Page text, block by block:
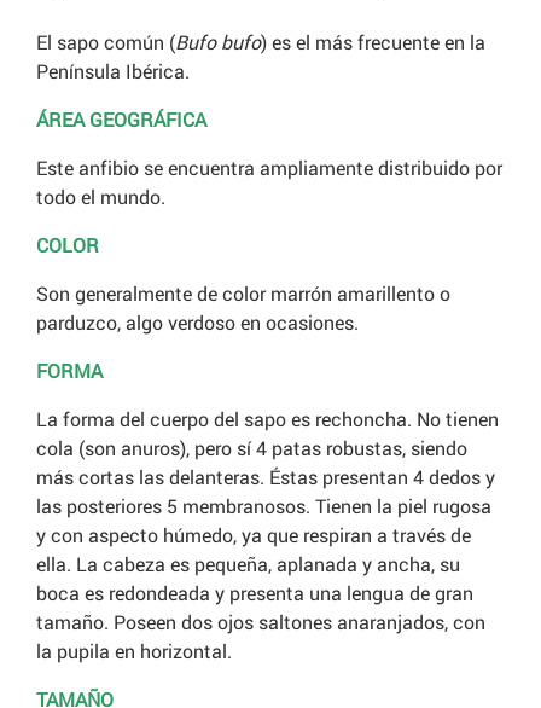
El sapo común (Bufo bufo) es el más frecuente en la
Península Ibérica.
ÁREA GEOGRÁFICA
Este anfibio se encuentra ampliamente distribuido por
todo el mundo.
COLOR
Son generalmente de color marrón amarillento o
parduzco, algo verdoso en ocasiones.
FORMA
La forma del cuerpo del sapo es rechoncha. No tienen
cola (son anuros), pero sí 4 patas robustas, siendo
más cortas las delanteras. Éstas presentan 4 dedos y
las posteriores 5 membranosos. Tienen la piel rugosa
y con aspecto húmedo, ya que respiran a través de
ella. La cabeza es pequeña, aplanada y ancha, su
boca es redondeada y presenta una lengua de gran
tamaño. Poseen dos ojos saltones anaranjados, con
la pupila en horizontal.
TAMAÑO